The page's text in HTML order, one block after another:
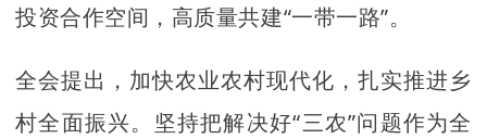
投资合作空间，高质量共建“一带一路”。
全会提出，加快农业农村现代化，扎实推进乡
村全面振兴。坚持把解决好“三农”问题作为全